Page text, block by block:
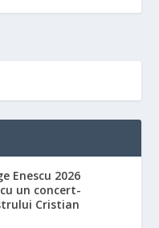
Enescu 2026
un concert-
Cristian